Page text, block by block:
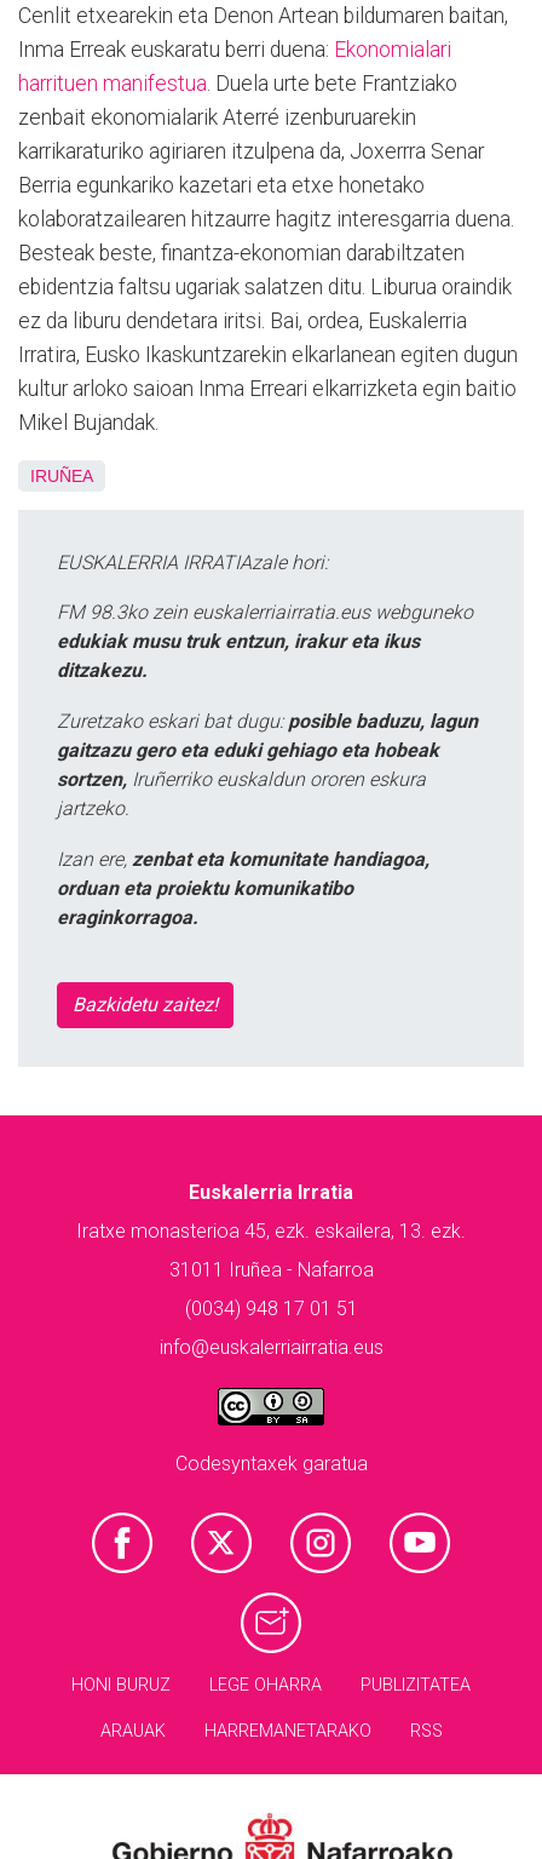
Cenlit etxearekin eta Denon Artean bildumaren baitan,
Inma Erreak euskaratu berri duena: Ekonomialari
harrituen manifestua. Duela urte bete Frantziako
zenbait ekonomialarik Aterré izenburuarekin
karrikaraturiko agiriaren itzulpena da, Joxerrra Senar
Berria egunkariko kazetari eta etxe honetako
kolaboratzailearen hitzaurre hagitz interesgarria duena.
Besteak beste, finantza-ekonomian darabiltzaten
ebidentzia faltsu ugariak salatzen ditu. Liburua oraindik
ez da liburu dendetara iritsi. Bai, ordea, Euskalerria
Irratira, Eusko Ikaskuntzarekin elkarlanean egiten dugun
kultur arloko saioan Inma Erreari elkarrizketa egin baitio
Mikel Bujandak.
IRUÑEA
EUSKALERRIA IRRATIAzale hori:
FM 98.3ko zein euskalerriairratia.eus webguneko
edukiak musu truk entzun, irakur eta ikus
ditzakezu.
Zuretzako eskari bat dugu: posible baduzu, lagun
gaitzazu gero eta eduki gehiago eta hobeak
sortzen, Iruñerriko euskaldun ororen eskura
jartzeko.
Izan ere, zenbat eta komunitate handiagoa,
orduan eta proiektu komunikatibo
eraginkorragoa.
Bazkidetu zaitez!
Euskalerria Irratia
Iratxe monasterioa 45, ezk. eskailera, 13. ezk.
31011 Iruñea - Nafarroa
(0034) 948 17 01 51
info@euskalerriairratia.eus
Codesyntaxek garatua
HONI BURUZ LEGE OHARRA PUBLIZITATEA
ARAUAK HARREMANETARAKO RSS